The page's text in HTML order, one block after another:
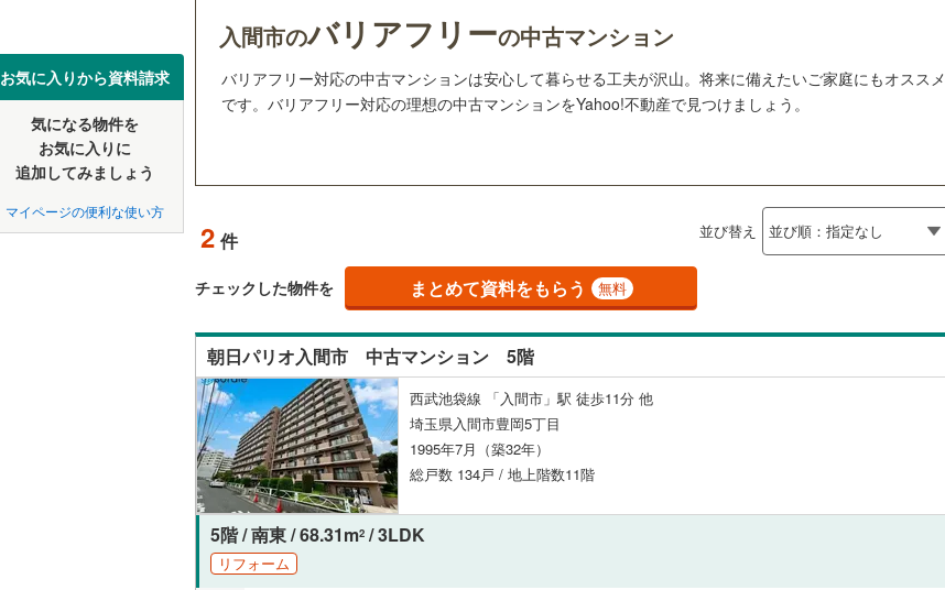
お気に入りから資料請求
気になる物件を
お気に入りに
追加してみましょう
マイページの便利な使い方
入間市のバリアフリーの中古マンション
バリアフリー対応の中古マンションは安心して暮らせる工夫が沢山。将来に備えたいご家庭にもオススメ
です。バリアフリー対応の理想の中古マンションをYahoo!不動産で見つけましょう。
2 件 並び替え
チェックした物件を まとめて資料をもらう 無料
朝日パリオ入間市 中古マンション 5階
西武池袋線 「入間市」駅 徒歩11分 他
埼玉県入間市豊岡5丁目
1995年7月（築32年）
総戸数 134戸 / 地上階数11階
5階 / 南東 / 68.31m2 / 3LDK
リフォーム
新潟
東海 愛知 岐阜 静岡 三重
中国 鳥取 島根 岡山 広島 山口
高知
福岡 佐賀 長崎
該当物件0件
埼玉県のそのほ
かの地域
川越市(13) 熊谷市(3)
行田市(0) 秩父市( 0)
鴻巣市(2)
上尾市(4)
朝霞市 (8
新座市(9 )
北本市( 1)
幸手市
該当物件0件
該当物件0件
秋田新幹線( 0)
地下鉄 東京メトロ有楽町線(0) 東京メトロ副都心線(0)
東武伊勢崎線(0) 東武日光線(0)
東武越生線(0
西武秩父線(0)
西武山口線(0)
該当物件0件
該当物件0件
トランクルーム （ 0
駐車場空きあり（近隣を含む）
オートロック
管理・管理規約
24時間有人管理（0）
配置、向き、建ち方、日当たり
階下に住戸なし（ 0）
構造・規模・施工・品質・工法関連
大規模（総戸数200以上）
該当物件0件
保存した条件を見る
マイページ
閉じる お気に入りリストを見る
閉じる
閉じる お気に入りリストを見る
閉じる